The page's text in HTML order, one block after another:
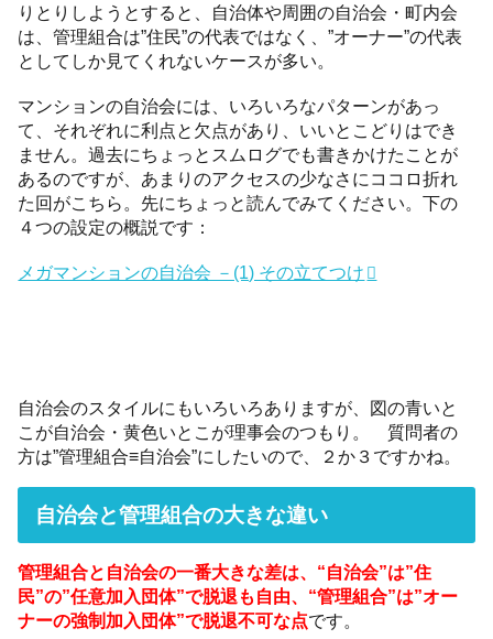
りとりしようとすると、自治体や周囲の自治会・町内会
は、管理組合は”住民”の代表ではなく、”オーナー”の代表
としてしか見てくれないケースが多い。
マンションの自治会には、いろいろなパターンがあっ
て、それぞれに利点と欠点があり、いいとこどりはでき
ません。過去にちょっとスムログでも書きかけたことが
あるのですが、あまりのアクセスの少なさにココロ折れ
た回がこちら。先にちょっと読んでみてください。下の
４つの設定の概説です：
メガマンションの自治会 －(1) その立てつけ
自治会のスタイルにもいろいろありますが、図の青いと
こが自治会・黄色いとこが理事会のつもり。 質問者の
方は”管理組合≡自治会”にしたいので、２か３ですかね。
自治会と管理組合の大きな違い
管理組合と自治会の一番大きな差は、“自治会”は”住
民”の”任意加入団体”で脱退も自由、“管理組合”は”オー
ナーの強制加入団体”で脱退不可な点です。